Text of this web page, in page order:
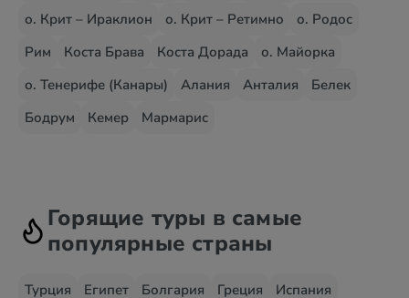
о. Крит – Ираклион
о. Крит – Ретимно
о. Родос
Рим
Коста Брава Коста Дорада
о. Майорка
о. Тенерифе (Канары)
Алания Анталия
Белек
Бодрум
Кемер Мармарис
Горящие туры в самые
популярные страны
Турция Египет Болгария Греция
Испания